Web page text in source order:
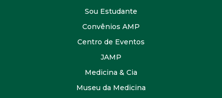
Sou Estudante
Convênios AMP
Centro de Eventos
JAMP
Medicina & Cia
Museu da Medicina